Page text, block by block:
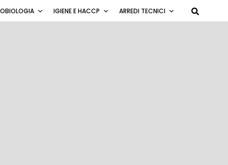
IGIENE E HACCP ARREDI TECNICI